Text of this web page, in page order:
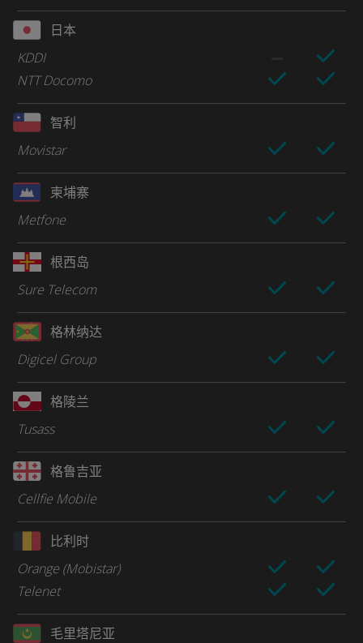
日本
KDDI
NTT Docomo
智利
Movistar
柬埔寨
Metfone
根西岛
Sure Telecom
格林纳达
Digicel Group
格陵兰
Tusass
格鲁吉亚
Cellfie Mobile
比利时
Orange (Mobistar)
Telenet
毛里塔尼亚